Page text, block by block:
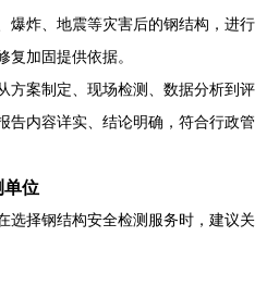
爆炸、地震等灾害后的钢结构，进行
复加固提供依据。
方案制定、现场检测、数据分析到评
告内容详实、结论明确，符合行政管
单位
选择钢结构安全检测服务时，建议关